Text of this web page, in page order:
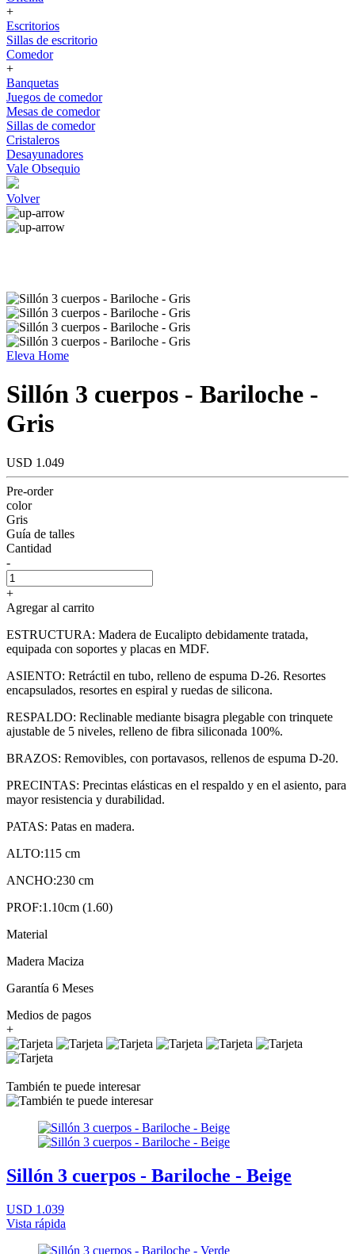
+
Escritorios
Sillas de escritorio
Comedor
+
Banquetas
Juegos de comedor
Mesas de comedor
Sillas de comedor
Cristaleros
Desayunadores
Vale Obsequio
Volver
Eleva Home
Sillón 3 cuerpos - Bariloche -
Gris
USD 1.049
Pre-order
color
Gris
Guía de talles
Cantidad
-
+
Agregar al carrito
ESTRUCTURA: Madera de Eucalipto debidamente tratada,
equipada con soportes y placas en MDF.
ASIENTO: Retráctil en tubo, relleno de espuma D-26. Resortes
encapsulados, resortes en espiral y ruedas de silicona.
RESPALDO: Reclinable mediante bisagra plegable con trinquete
ajustable de 5 niveles, relleno de fibra siliconada 100%.
BRAZOS: Removibles, con portavasos, rellenos de espuma D-20.
PRECINTAS: Precintas elásticas en el respaldo y en el asiento, para
mayor resistencia y durabilidad.
PATAS: Patas en madera.
ALTO:115 cm
ANCHO:230 cm
PROF:1.10cm (1.60)
Material
Madera Maciza
Garantía 6 Meses
Medios de pagos
+
También te puede interesar
Sillón 3 cuerpos - Bariloche - Beige
USD 1.039
Vista rápida